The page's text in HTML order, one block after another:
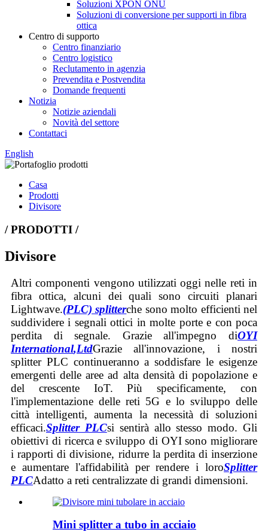
Soluzioni XPON ONU
Soluzioni di conversione per supporti in fibra
ottica
Centro di supporto
Centro finanziario
Centro logistico
Reclutamento in agenzia
Prevendita e Postvendita
Domande frequenti
Notizia
Notizie aziendali
Novità del settore
Contattaci
English
Casa
Prodotti
Divisore
/ PRODOTTI /
Divisore
Altri componenti vengono utilizzati oggi nelle reti in
fibra ottica, alcuni dei quali sono circuiti planari
Lightwave.(PLC) splitterche sono molto efficienti nel
suddividere i segnali ottici in molte porte e con poca
perdita di segnale. Grazie all'impegno diOYI
International,LtdGrazie all'innovazione, i nostri
splitter PLC continueranno a soddisfare le esigenze
emergenti delle aree ad alta densità di popolazione e
del crescente IoT. Più specificamente, con
l'implementazione delle reti 5G e lo sviluppo delle
città intelligenti, aumenta la necessità di soluzioni
efficaci.Splitter PLCsi sentirà allo stesso modo. Gli
obiettivi di ricerca e sviluppo di OYI sono migliorare
i rapporti di divisione, ridurre la perdita di inserzione
e aumentare l'affidabilità per rendere i loroSplitter
PLCAdatto a reti centralizzate di grandi dimensioni.
Mini splitter a tubo in acciaio